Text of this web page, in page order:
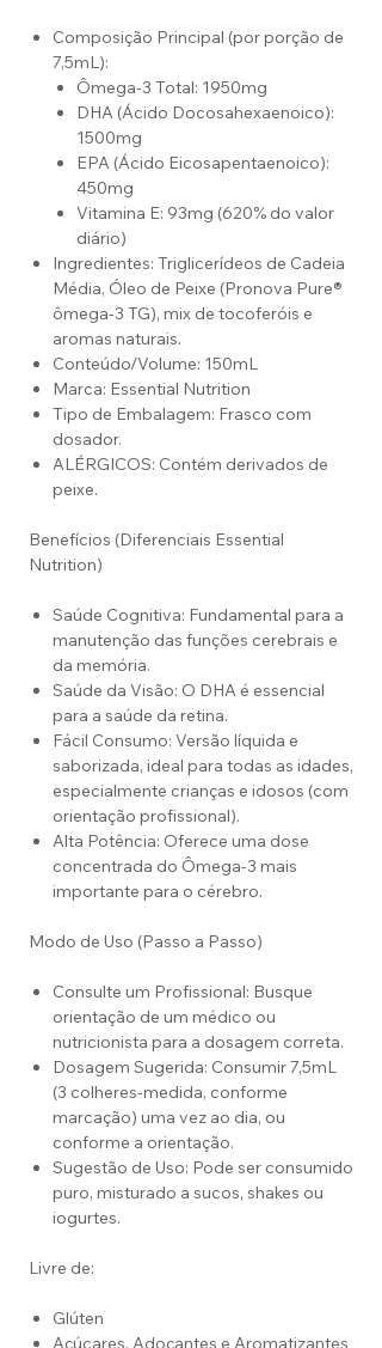
Composição Principal (por porção de
7,5mL):
Ômega-3 Total: 1950mg
DHA (Ácido Docosahexaenoico):
1500mg
EPA (Ácido Eicosapentaenoico):
450mg
Vitamina E: 93mg (620% do valor
diário)
Ingredientes: Triglicerídeos de Cadeia
Média, Óleo de Peixe (Pronova Pure®
ômega-3 TG), mix de tocoferóis e
aromas naturais.
Conteúdo/Volume: 150mL
Marca: Essential Nutrition
Tipo de Embalagem: Frasco com
dosador.
ALÉRGICOS: Contém derivados de
peixe.
Benefícios (Diferenciais Essential
Nutrition)
Saúde Cognitiva: Fundamental para a
manutenção das funções cerebrais e
da memória.
Saúde da Visão: O DHA é essencial
para a saúde da retina.
Fácil Consumo: Versão líquida e
saborizada, ideal para todas as idades,
especialmente crianças e idosos (com
orientação profissional).
Alta Potência: Oferece uma dose
concentrada do Ômega-3 mais
importante para o cérebro.
Modo de Uso (Passo a Passo)
Consulte um Profissional: Busque
orientação de um médico ou
nutricionista para a dosagem correta.
Dosagem Sugerida: Consumir 7,5mL
(3 colheres-medida, conforme
marcação) uma vez ao dia, ou
conforme a orientação.
Sugestão de Uso: Pode ser consumido
puro, misturado a sucos, shakes ou
iogurtes.
Livre de:
Glúten
Açúcares, Adoçantes e Aromatizantes